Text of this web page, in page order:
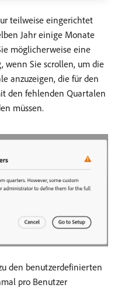
teilweise eingerichtet
Jahr einige Monate
möglicherweise eine
wenn Sie scrollen, um die
anzuzeigen, die für den
den fehlenden Quartalen
müssen.
den benutzerdefinierten
pro Benutzer